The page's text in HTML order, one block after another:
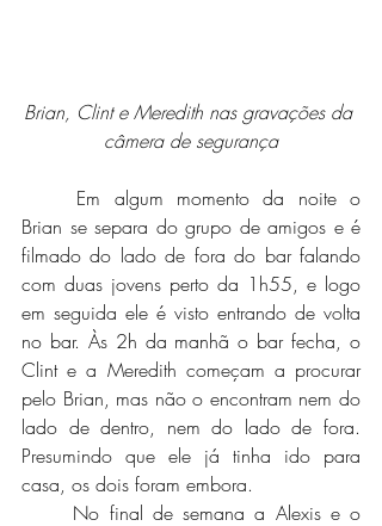
Brian, Clint e Meredith nas gravações da
câmera de segurança
Brian se separa do grupo de amigos e é
filmado do lado de fora do bar falando
com duas jovens perto da 1h55, e logo
em seguida ele é visto entrando de volta
no bar. Às 2h da manhã o bar fecha, o
Clint e a Meredith começam a procurar
pelo Brian, mas não o encontram nem do
lado de dentro, nem do lado de fora.
Presumindo que ele já tinha ido para
casa, os dois foram embora.